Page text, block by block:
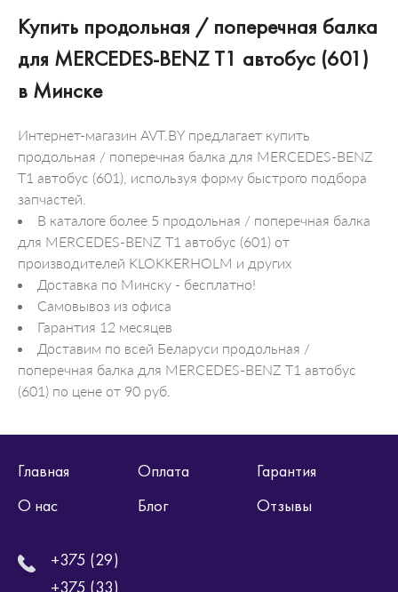
Купить продольная / поперечная балка
для MERCEDES-BENZ T1 автобус (601)
в Минске
Интернет-магазин AVT.BY предлагает купить
продольная / поперечная балка для MERCEDES-BENZ
T1 автобус (601), используя форму быстрого подбора
запчастей.
В каталоге более 5 продольная / поперечная балка
для MERCEDES-BENZ T1 автобус (601) от
производителей KLOKKERHOLM и других
Доставка по Минску - бесплатно!
Самовывоз из офиса
Гарантия 12 месяцев
Доставим по всей Беларуси продольная /
поперечная балка для MERCEDES-BENZ T1 автобус
(601) по цене от 90 руб.
Главная Оплата
Гарантия
О нас
Блог Отзывы
+375 (29)
+375 (33)